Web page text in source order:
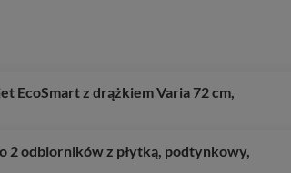
EcoSmart z drążkiem Varia 72 cm,
2 odbiorników z płytką, podtynkowy,